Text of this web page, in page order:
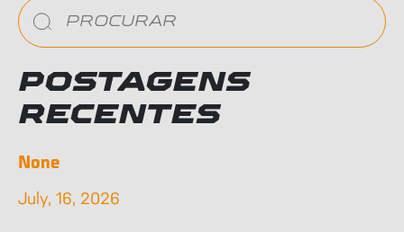
POSTAGENS
RECENTES
None
July, 16, 2026